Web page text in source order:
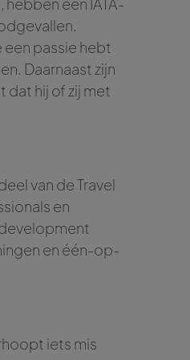
passie hebt
Daarnaast zijn
dat hij of zij met
van de Travel
en
en één-op-
iets mis